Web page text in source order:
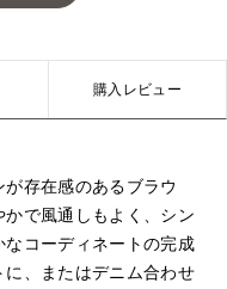
購入レビュー
存在感のあるブラウ
で風通しもよく、シン
コーディネートの完成
、またはデニム合わせ